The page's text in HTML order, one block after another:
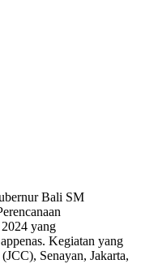
Bali SM
yang
Kegiatan yang
Senayan, Jakarta,